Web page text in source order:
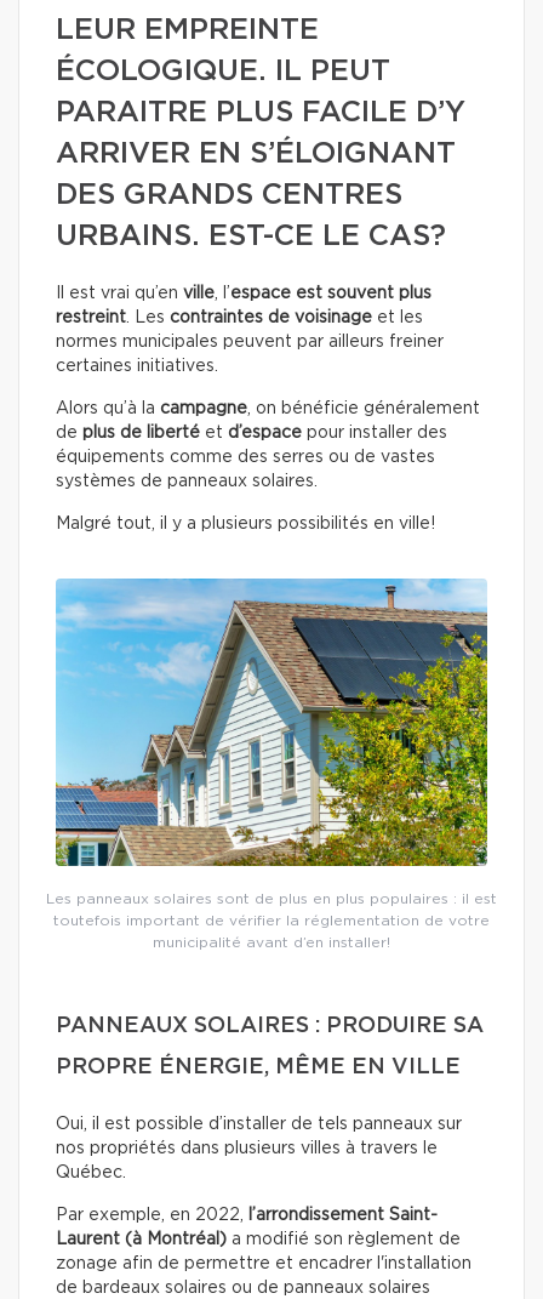
LEUR EMPREINTE
ÉCOLOGIQUE. IL PEUT
PARAITRE PLUS FACILE D’Y
ARRIVER EN S’ÉLOIGNANT
DES GRANDS CENTRES
URBAINS. EST-CE LE CAS?
Il est vrai qu’en ville, l’espace est souvent plus
restreint. Les contraintes de voisinage et les
normes municipales peuvent par ailleurs freiner
certaines initiatives.
Alors qu’à la campagne, on bénéficie généralement
de plus de liberté et d’espace pour installer des
équipements comme des serres ou de vastes
systèmes de panneaux solaires.
Malgré tout, il y a plusieurs possibilités en ville!
Les panneaux solaires sont de plus en plus populaires : il est
toutefois important de vérifier la réglementation de votre
municipalité avant d’en installer!
PANNEAUX SOLAIRES : PRODUIRE SA
PROPRE ÉNERGIE, MÊME EN VILLE
Oui, il est possible d’installer de tels panneaux sur
nos propriétés dans plusieurs villes à travers le
Québec.
Par exemple, en 2022, l’arrondissement Saint-
Laurent (à Montréal) a modifié son règlement de
zonage afin de permettre et encadrer l'installation
de bardeaux solaires ou de panneaux solaires